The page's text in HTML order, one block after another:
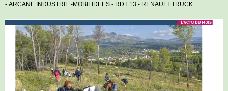
- ARCANE INDUSTRIE -MOBILIDEES - RDT 13 - RENAULT TRUCK